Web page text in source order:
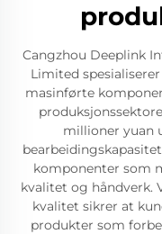
Cangzhou Deeplink
Limited
masinførte
millioner yuan
komponenter som
kvalitet og håndverk.
kvalitet sikrer at
produkter som